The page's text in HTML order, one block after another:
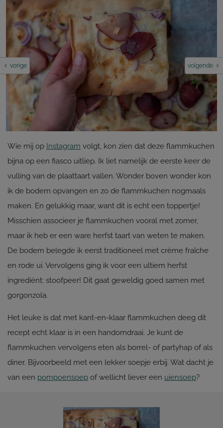
vorige volgende
Wie mij op Instagram volgt, kon zien dat deze flammkuchen
bijna op een fiasco uitliep. Ik liet namelijk de eerste keer de
vulling van de plaattaart vallen. Wonder boven wonder kon
ik de bodem opvangen en zo de flammkuchen nogmaals
maken. En gelukkig maar, want dit is echt een toppertje!
Misschien associeer je flammkuchen vooral met zomer,
maar ik heb er een ware herfst taart van weten te maken.
De bodem belegde ik eerst traditioneel met crème fraîche
en rode ui. Vervolgens ging ik voor een ultiem herfst
ingrediënt: stoofpeer! Dit gaat geweldig goed samen met
gorgonzola.
Het leuke is dat met kant-en-klaar flammkuchen deeg dit
recept echt klaar is in een handomdraai. Je kunt de
flammkuchen vervolgens eten als borrel- of partyhap of als
diner. Bijvoorbeeld met een lekker soepje erbij. Wat dacht je
van een pompoensoep of wellicht liever een uiensoep?